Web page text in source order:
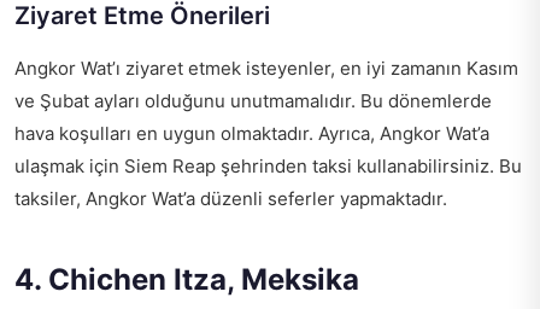
Ziyaret Etme Önerileri
Angkor Wat’ı ziyaret etmek isteyenler, en iyi zamanın Kasım
ve Şubat ayları olduğunu unutmamalıdır. Bu dönemlerde
hava koşulları en uygun olmaktadır. Ayrıca, Angkor Wat’a
ulaşmak için Siem Reap şehrinden taksi kullanabilirsiniz. Bu
taksiler, Angkor Wat’a düzenli seferler yapmaktadır.
4. Chichen Itza, Meksika